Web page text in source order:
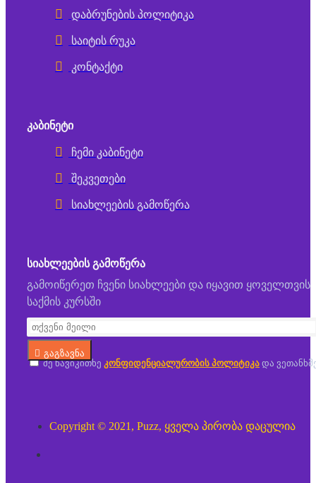
დაბრუნების პოლიტიკა
საიტის რუკა
კონტაქტი
ᲙᲐᲑᲘᲜᲔᲢᲘ
ჩემი კაბინეტი
შეკვეთები
სიახლეების გამოწერა
ᲡᲘᲐᲮᲚᲔᲔᲑᲘᲡ ᲒᲐᲛᲝᲬᲔᲠᲐ
გამოიწერეთ ჩვენი სიახლეები და იყავით ყოველთვის
საქმის კურსში
გაგზავნა
მე წავიკითხე კონფიდენციალურობის პოლიტიკა და
Copyright © 2021, Puzz, ყველა პირობა დაცულია